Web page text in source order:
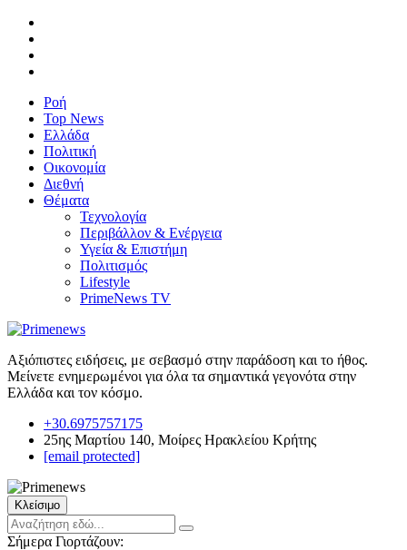
Ροή
Top News
Ελλάδα
Πολιτική
Οικονομία
Διεθνή
Θέματα
Τεχνολογία
Περιβάλλον & Ενέργεια
Υγεία & Επιστήμη
Πολιτισμός
Lifestyle
PrimeNews TV
Αξιόπιστες ειδήσεις, με σεβασμό στην παράδοση και το ήθος.
Μείνετε ενημερωμένοι για όλα τα σημαντικά γεγονότα στην
Ελλάδα και τον κόσμο.
+30.6975757175
25ης Μαρτίου 140, Μοίρες Ηρακλείου Κρήτης
[email protected]
Κλείσιμο
Σήμερα Γιορτάζουν: